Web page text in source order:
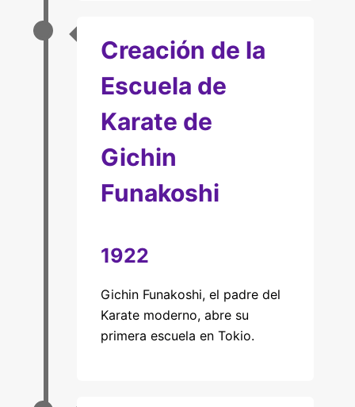
Creación de la
Escuela de
Karate de
Gichin
Funakoshi
1922
Gichin Funakoshi, el padre del
Karate moderno, abre su
primera escuela en Tokio.